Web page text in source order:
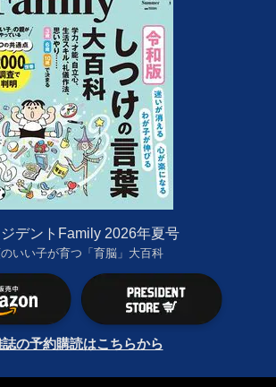
デントFamily 2026年夏号
いい子が育つ「育脳」大百科
誌の予約購読はこちらから